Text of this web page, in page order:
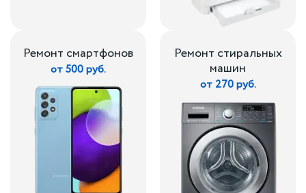
Ремонт смартфонов
от 500 руб.
Ремонт стиральных
машин
от 270 руб.